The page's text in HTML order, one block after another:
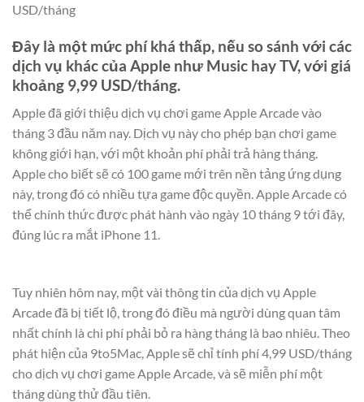
USD/tháng
Đây là một mức phí khá thấp, nếu so sánh với các
dịch vụ khác của Apple như Music hay TV, với giá
khoảng 9,99 USD/tháng.
Apple đã giới thiệu dịch vụ chơi game Apple Arcade vào
tháng 3 đầu năm nay. Dịch vụ này cho phép bạn chơi game
không giới hạn, với một khoản phí phải trả hàng tháng.
Apple cho biết sẽ có 100 game mới trên nền tảng ứng dụng
này, trong đó có nhiều tựa game độc quyền. Apple Arcade có
thể chính thức được phát hành vào ngày 10 tháng 9 tới đây,
đúng lúc ra mắt iPhone 11.
Tuy nhiên hôm nay, một vài thông tin của dịch vụ Apple
Arcade đã bị tiết lộ, trong đó điều mà người dùng quan tâm
nhất chính là chi phí phải bỏ ra hàng tháng là bao nhiêu. Theo
phát hiện của 9to5Mac, Apple sẽ chỉ tính phí 4,99 USD/tháng
cho dịch vụ chơi game Apple Arcade, và sẽ miễn phí một
tháng dùng thử đầu tiên.